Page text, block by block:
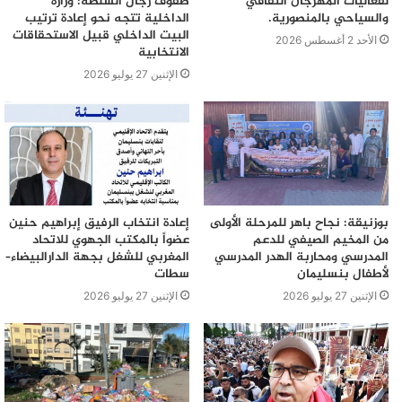
والسياحي بالمنصورية.
الأحد 2 أغسطس 2026
الداخلية تتجه نحو إعادة ترتيب
البيت الداخلي قبيل الاستحقاقات
الانتخابية
الإثنين 27 يوليو 2026
بوزنيقة: نجاح باهر للمرحلة الأولى
من المخيم الصيفي للدعم
المدرسي ومحاربة الهدر المدرسي
لأطفال بنسليمان
الإثنين 27 يوليو 2026
إعادة انتخاب الرفيق إبراهيم حنين
عضواً بالمكتب الجهوي للاتحاد
المغربي للشغل بجهة الدارالبيضاء–
سطات
الإثنين 27 يوليو 2026